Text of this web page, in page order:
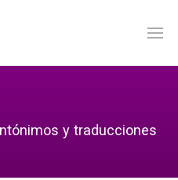
y traducciones